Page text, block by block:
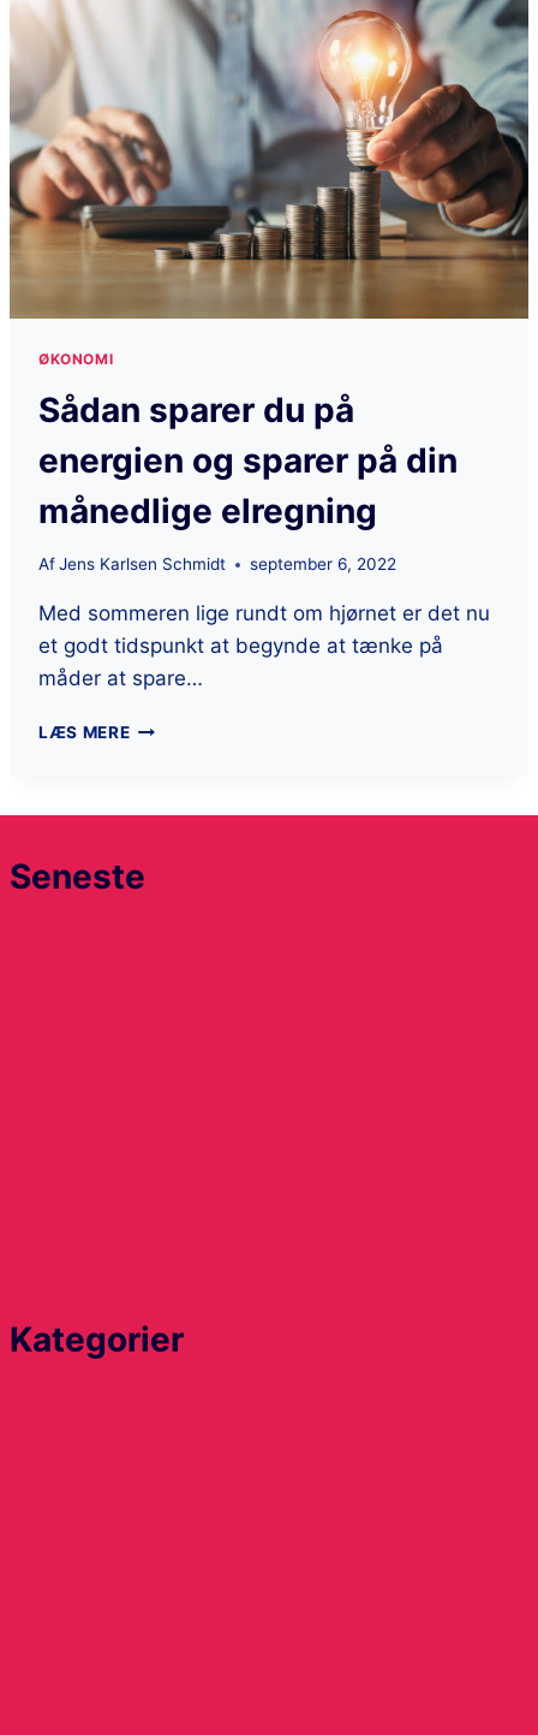
ØKONOMI
Sådan sparer du på
energien og sparer på din
månedlige elregning
AfJens Karlsen Schmidt september 6, 2022
Med sommeren lige rundt om hjørnet er det nu
et godt tidspunkt at begynde at tænke på
måder at spare…
LÆS MERE
Seneste
Kategorier